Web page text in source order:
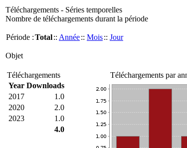
Téléchargements - Séries temporelles
Nombre de téléchargements durant la période
Période :Total:: Année:: Mois:: Jour
Objet
Téléchargements
Year Downloads
2017
1.0
2020
2.0
2023
1.0
4.0
Téléchargements par